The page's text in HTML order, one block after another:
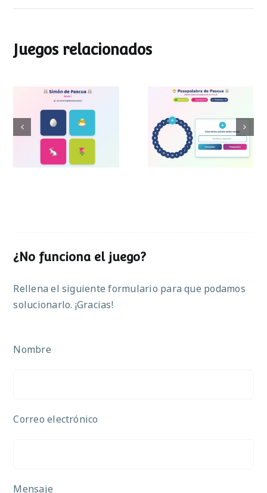
Juegos relacionados
Simon de Pascua
Pasapalabra de
Pascua
¿No funciona el juego?
Rellena el siguiente formulario para que podamos
solucionarlo. ¡Gracias!
Nombre
Correo electrónico
Mensaje